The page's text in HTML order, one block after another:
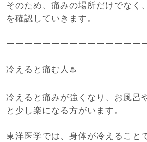
そのため、痛みの場所だけでなく
を確認していきます。
ーーーーーーーーーーーーーーー
冷えると痛む人♨️
冷えると痛みが強くなり、お風呂
と少し楽になる方がいます。
東洋医学では、身体が冷えること